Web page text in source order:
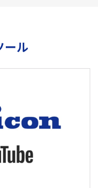
ール